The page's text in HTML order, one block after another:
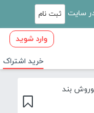
ثبت نام
وارد شوید
خرید اشتراک
بند